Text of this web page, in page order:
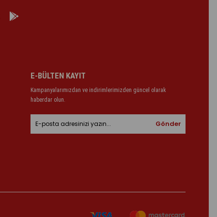
E-BÜLTEN KAYIT
Kampanyalarımızdan ve indirimlerimizden güncel olarak
haberdar olun.
Gönder